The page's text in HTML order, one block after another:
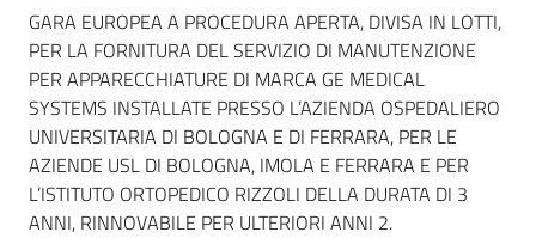
Dati del bando
GARA EUROPEA A PROCEDURA APERTA, DIVISA IN LOTTI,
PER LA FORNITURA DEL SERVIZIO DI MANUTENZIONE
PER APPARECCHIATURE DI MARCA GE MEDICAL
SYSTEMS INSTALLATE PRESSO L’AZIENDA OSPEDALIERO
UNIVERSITARIA DI BOLOGNA E DI FERRARA, PER LE
AZIENDE USL DI BOLOGNA, IMOLA E FERRARA E PER
L’ISTITUTO ORTOPEDICO RIZZOLI DELLA DURATA DI 3
ANNI, RINNOVABILE PER ULTERIORI ANNI 2.